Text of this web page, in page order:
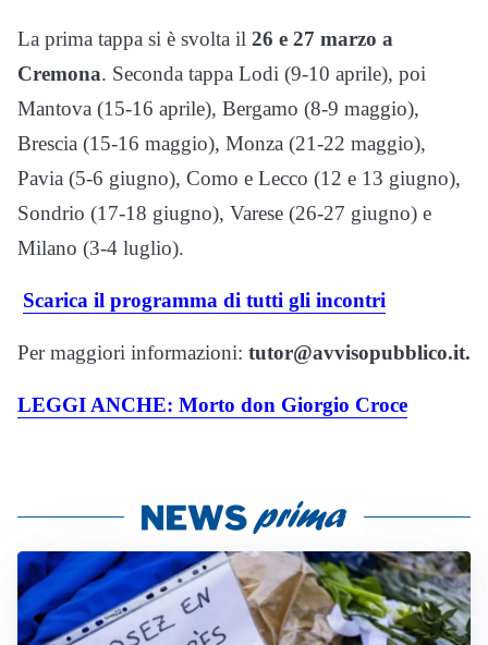
La prima tappa si è svolta il 26 e 27 marzo a
Cremona. Seconda tappa Lodi (9-10 aprile), poi
Mantova (15-16 aprile), Bergamo (8-9 maggio),
Brescia (15-16 maggio), Monza (21-22 maggio),
Pavia (5-6 giugno), Como e Lecco (12 e 13 giugno),
Sondrio (17-18 giugno), Varese (26-27 giugno) e
Milano (3-4 luglio).
Scarica il programma di tutti gli incontri
Per maggiori informazioni: tutor@avvisopubblico.it.
LEGGI ANCHE: Morto don Giorgio Croce